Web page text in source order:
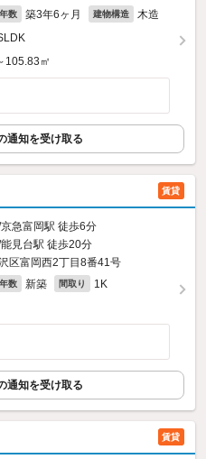
数 築3年6ヶ月 建物構造 木造
105.83㎡
通知を受け取る
賃貸
急富岡駅 徒歩6分
見台駅 徒歩20分
区富岡西2丁目8番41号
数 新築 間取り 1K
通知を受け取る
賃貸